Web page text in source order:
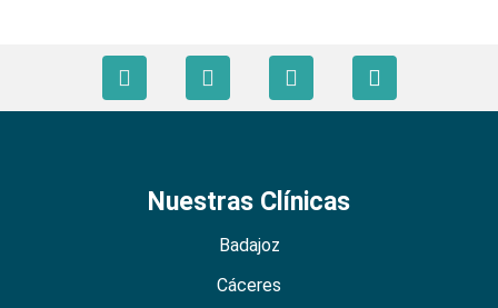
Nuestras Clínicas
Badajoz
Cáceres